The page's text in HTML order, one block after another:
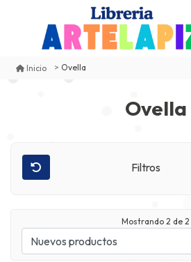
Inicio Ovella
Ovella
Filtros
Mostrando 2 de 2